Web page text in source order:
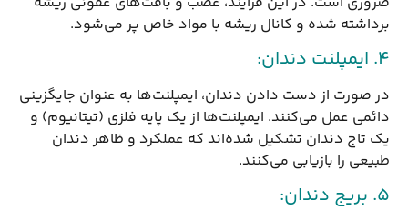
برداشته شده و کانال ریشه با مواد خاص پر می‌شود.
در صورت از دست دادن دندان، ایمپلنت‌ها به عنوان جایگزینی
دائمی عمل می‌کنند. ایمپلنت‌ها از یک پایه فلزی (تیتانیوم) و
یک تاج دندان تشکیل شده‌اند که عملکرد و ظاهر دندان
طبیعی را بازیابی می‌کنند.